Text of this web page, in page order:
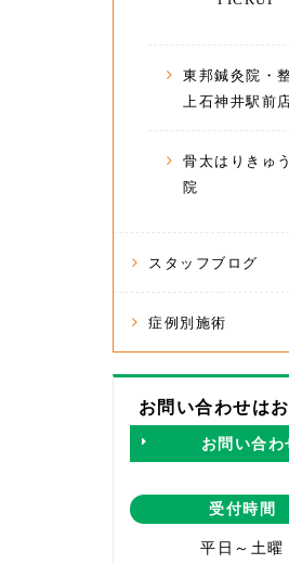
東邦鍼灸院・
上石神井駅前
骨太はりきゅ
院
スタッフブログ
症例別施術
お問い合わせは
お問い合わ
受付時間
平日～土曜